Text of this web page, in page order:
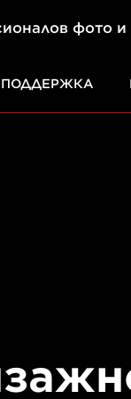
фото и
ПОДДЕРЖКА